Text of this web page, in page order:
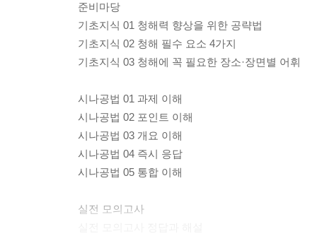
준비마당
기초지식 01 청해력 향상을 위한 공략법
기초지식 02 청해 필수 요소 4가지
기초지식 03 청해에 꼭 필요한 장소·장면별 어휘
시나공법 01 과제 이해
시나공법 02 포인트 이해
시나공법 03 개요 이해
시나공법 04 즉시 응답
시나공법 05 통합 이해
실전 모의고사